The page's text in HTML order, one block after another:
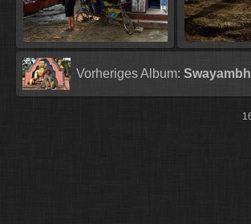
Vorheriges Album: